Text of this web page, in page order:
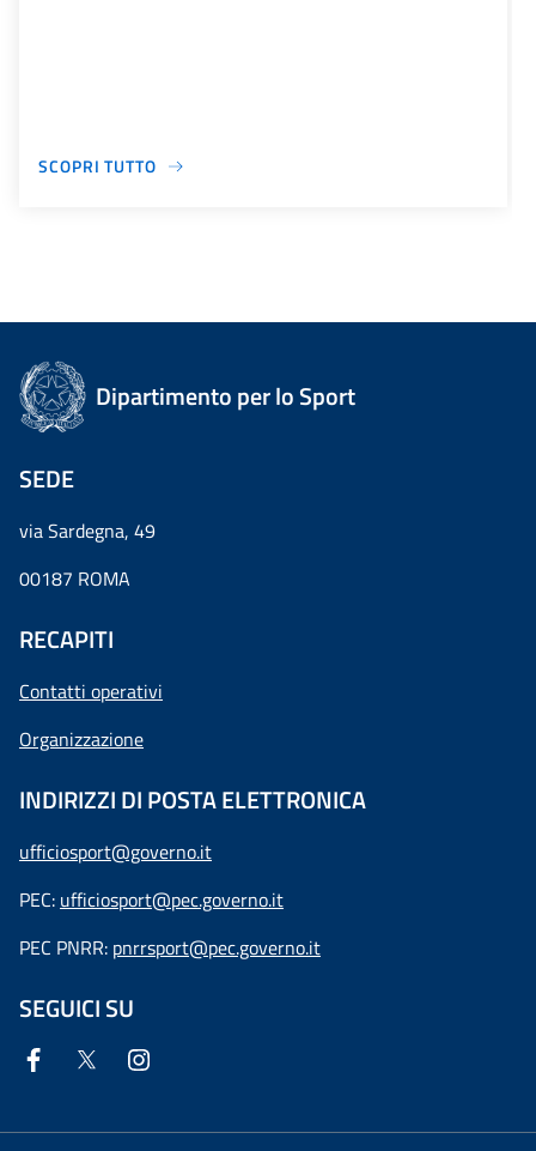
SCOPRI TUTTO
Dipartimento per lo Sport
SEDE
via Sardegna, 49
00187 ROMA
RECAPITI
Contatti operativi
Organizzazione
INDIRIZZI DI POSTA ELETTRONICA
ufficiosport@governo.it
PEC: ufficiosport@pec.governo.it
PEC PNRR: pnrrsport@pec.governo.it
SEGUICI SU